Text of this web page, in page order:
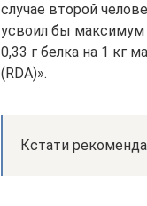
случае второй
усвоил бы максимум
0,33 г белка на 1 кг
(RDA)».
Кстати